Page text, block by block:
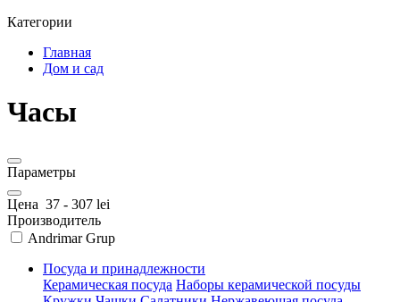
Категории
Главная
Дом и сад
Часы
Параметры
Цена 37 - 307 lei
Производитель
Andrimar Grup
Посуда и принадлежности
Керамическая посуда Наборы керамической посуды